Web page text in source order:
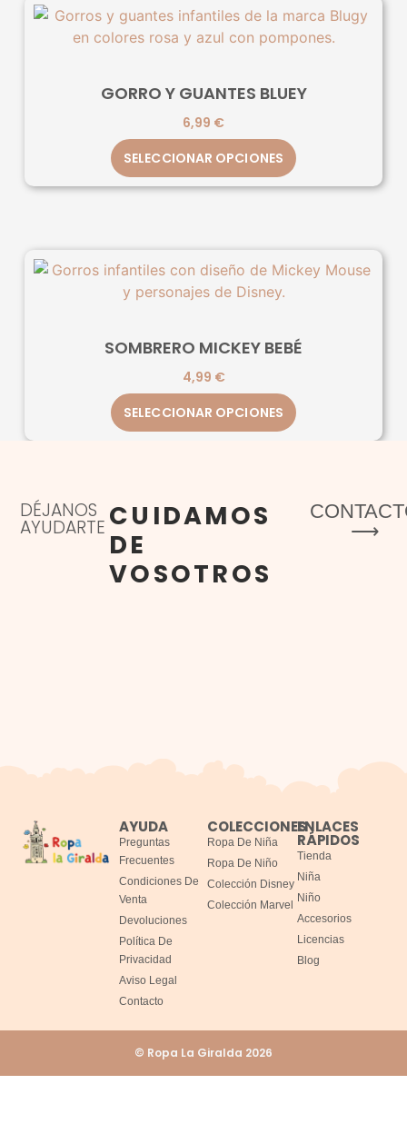
GORRO Y GUANTES BLUEY
6,99 €
SELECCIONAR OPCIONES
SOMBRERO MICKEY BEBÉ
4,99 €
SELECCIONAR OPCIONES
DÉJANOS
AYUDARTE CUIDAMOS
DE
VOSOTROS
⟶
AYUDA
Preguntas
Frecuentes
Condiciones De
Venta
Devoluciones
Política De
Privacidad
Aviso Legal
Contacto
COLECCIONES
Ropa De Niña
Ropa De Niño
Colección Disney
Colección Marvel
ENLACES
RÁPIDOS
Tienda
Niña
Niño
Accesorios
Licencias
Blog
© Ropa La Giralda 2026